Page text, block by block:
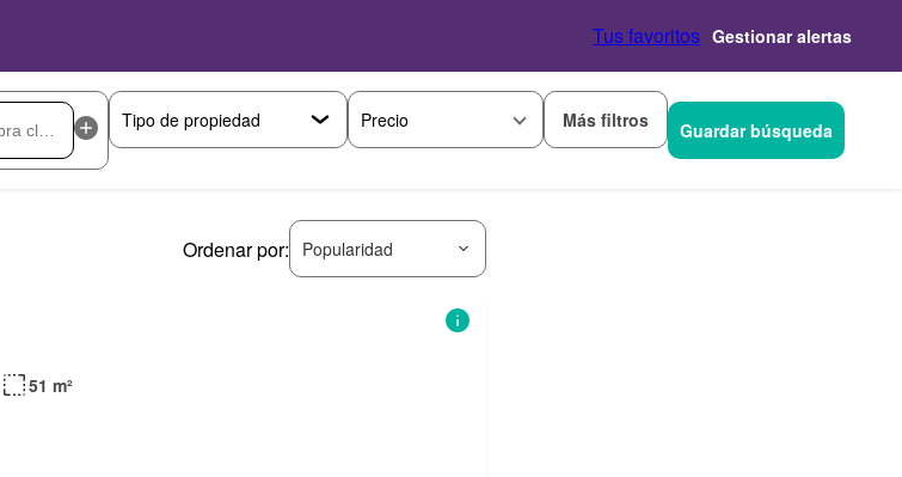
Tus favoritos Gestionar alertas
Precio Más filtros Guardar búsqueda
Ordenar por: Popularidad
51 m²